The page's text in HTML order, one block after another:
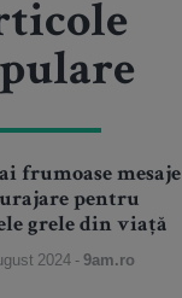
frumoase mesaje
pentru
grele din viață
2024 -9am.ro